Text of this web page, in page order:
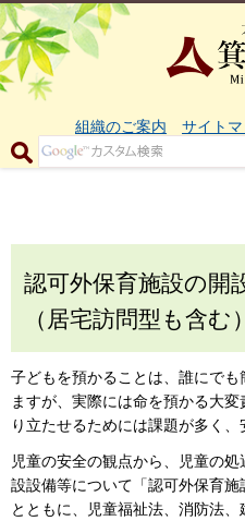
組織のご案内 サイト
認可外保育施設の開
（居宅訪問型も含む）
子どもを預かることは、誰にで
ますが、実際には命を預かる大
り立たせるためには課題が多く、
児童の安全の観点から、児童の
設設備等について「認可外保育
とともに、児童福祉法、消防法